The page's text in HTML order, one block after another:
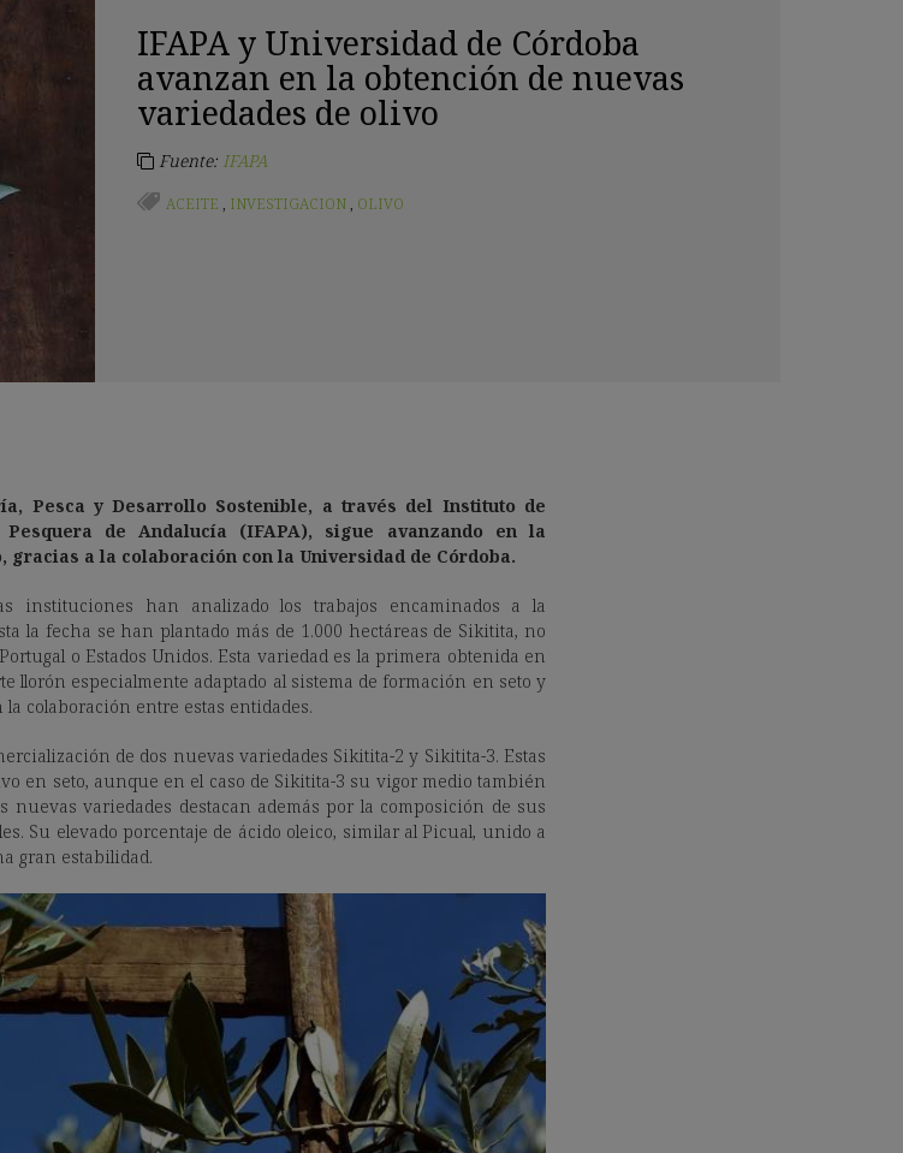
IFAPA y Universidad de Córdoba
avanzan en la obtención de nuevas
variedades de olivo
Fuente: IFAPA
ACEITE , INVESTIGACION, OLIVO
Pesca y Desarrollo Sostenible, a través del Instituto de
de Andalucía (IFAPA), sigue avanzando en la
gracias a la colaboración con la Universidad de Córdoba.
instituciones han analizado los trabajos encaminados a la
la fecha se han plantado más de 1.000 hectáreas de Sikitita, no
o Estados Unidos. Esta variedad es la primera obtenida en
llorón especialmente adaptado al sistema de formación en seto y
colaboración entre estas entidades.
de dos nuevas variedades Sikitita-2 y Sikitita-3. Estas
en seto, aunque en el caso de Sikitita-3 su vigor medio también
nuevas variedades destacan además por la composición de sus
Su elevado porcentaje de ácido oleico, similar al Picual, unido a
gran estabilidad.